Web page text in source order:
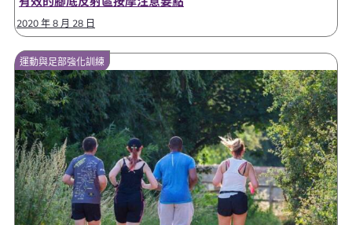
2020 年 8 月 28 日
運動與足部強化訓練